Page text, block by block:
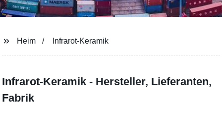
Heim Infrarot-Keramik
Infrarot-Keramik - Hersteller, Lieferanten,
Fabrik